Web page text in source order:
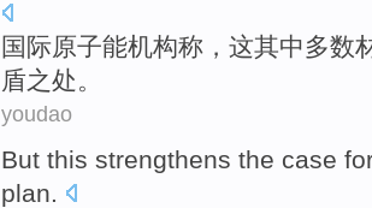
国际原子能机构称 ， 这其中多数
盾之处。
youdao
But this strengthens the case
plan.